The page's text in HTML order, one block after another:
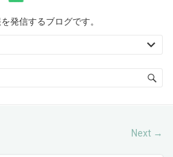
発信するブログです。
Next →